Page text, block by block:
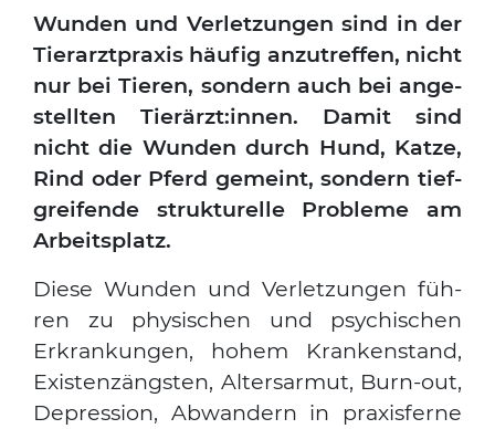
Wun­den und Ver­let­zun­gen sind in der
Tier­arzt­pra­xis häu­fig anzu­tref­fen, nicht
nur bei Tie­ren, son­dern auch bei ange­
stell­ten Tierärzt:innen. Damit sind
nicht die Wun­den durch Hund, Kat­ze,
Rind oder Pferd gemeint, son­dern tief­
grei­fen­de struk­tu­rel­le Pro­ble­me am
Arbeits­platz.
Die­se Wun­den und Ver­let­zun­gen füh­
ren zu phy­si­schen und psy­chi­schen
Erkran­kun­gen, hohem Kran­ken­stand,
Exis­tenz­ängs­ten, Alters­ar­mut, Burn-out,
Depres­si­on, Abwan­dern in pra­xis­fer­ne